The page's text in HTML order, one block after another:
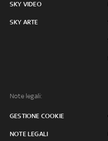
SKY VIDEO
SKY ARTE
Note legali:
GESTIONE COOKIE
NOTE LEGALI